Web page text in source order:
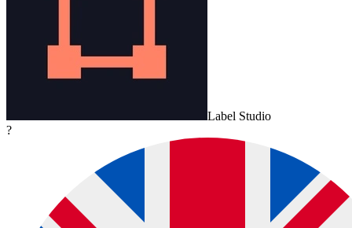
Label Studio
?